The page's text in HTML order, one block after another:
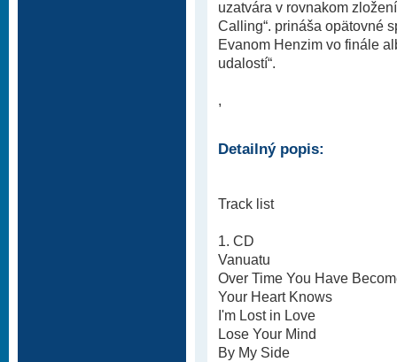
uzatvára v rovnakom
Calling“. prináša opätovné
Evanom Henzim vo finále
udalostí“.
,
Detailný popis:
Track list
1. CD
Vanuatu
Over Time You Have
Your Heart Knows
I'm Lost in Love
Lose Your Mind
By My Side